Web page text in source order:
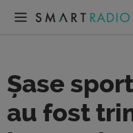
Șase
au fost